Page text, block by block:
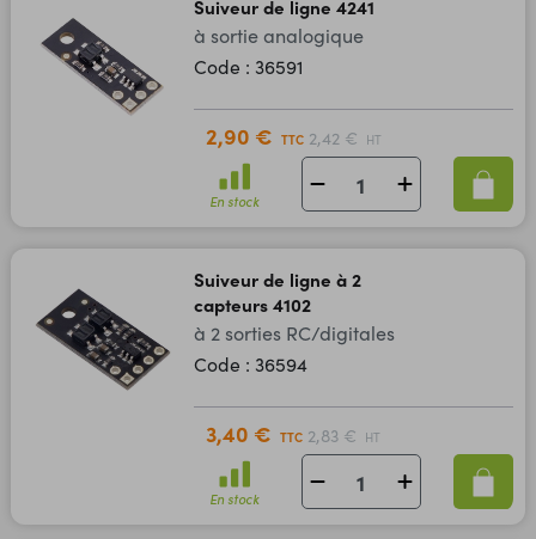
Suiveur de ligne 4241
à sortie analogique
Code : 36591
2,90 € TTC 2,42 € HT
En stock
Suiveur de ligne à 2
capteurs 4102
à 2 sorties RC/digitales
Code : 36594
3,40 € TTC 2,83 € HT
En stock